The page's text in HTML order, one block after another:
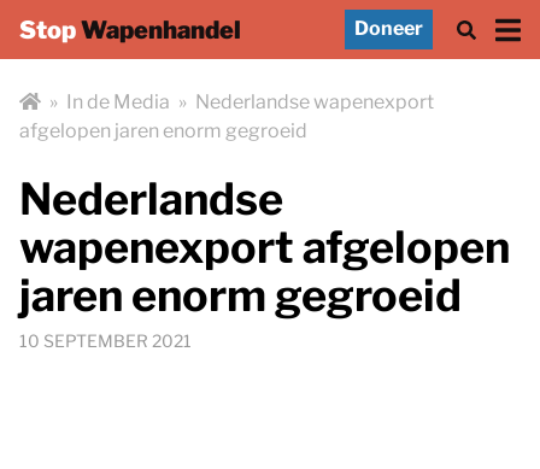
StopWapenhandel Doneer
» In de Media » Nederlandse wapenexport
afgelopen jaren enorm gegroeid
Nederlandse
wapenexport afgelopen
jaren enorm gegroeid
10 SEPTEMBER 2021